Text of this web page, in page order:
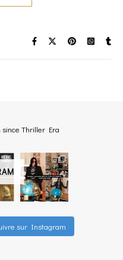
since Thriller Era
sur Instagram